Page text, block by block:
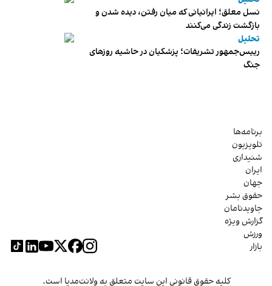
نسل معلق؛ ایرانیانی که میان رفتن، دیده شدن و
بازگشت زندگی می‌کنند
تحلیل
رییس‌جمهور تشریفات؛ پزشکیان در حاشیه روزهای
جنگ
برنامه‌ها
تلویزیون
شنیداری
ایران
جهان
حقوق بشر
جاویدنامان
گزارش ویژه
ورزش
بازار
کلیه حقوق قانونی این سایت متعلق به ولانت‌مدیا است.